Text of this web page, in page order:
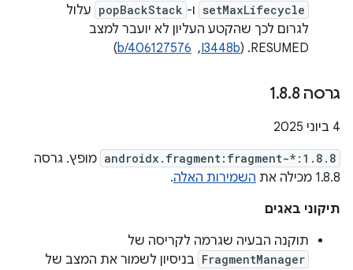
setMaxLifecycle ו- popBackStack עלול
לגרום לכך שהקטע העליון לא יועבר למצב
RESUMED. ‫(
I3448b
, ‏
b/406127576
)
גרסה 1 .8.8
‫4 ביוני 2025
androidx.fragment:fragment-*:1.8.8 מופץ. גרסה
1.8.8 מכילה את
השמירות האלה.
תיקוני באגים
תוקנה הבעיה שגרמה לקריסה של
FragmentManager בניסיון לשמור את המצב של